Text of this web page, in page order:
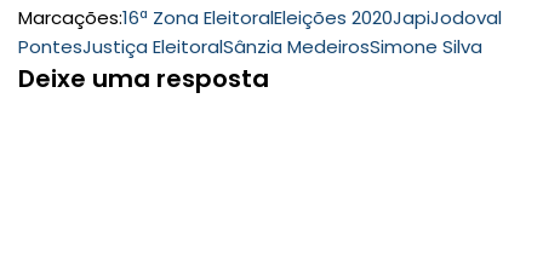
Marcações:16ª Zona EleitoralEleições 2020JapiJodoval
PontesJustiça EleitoralSânzia MedeirosSimone Silva
Deixe uma resposta